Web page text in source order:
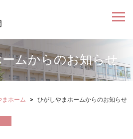
ムからのお知らせ
まホーム > ひがしやまホームからのお知らせ